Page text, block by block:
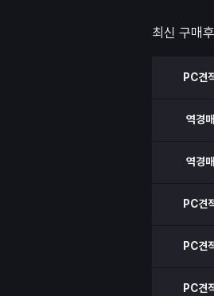
최신 구매
PC견
역경매
역경매
PC견
PC견
PC견